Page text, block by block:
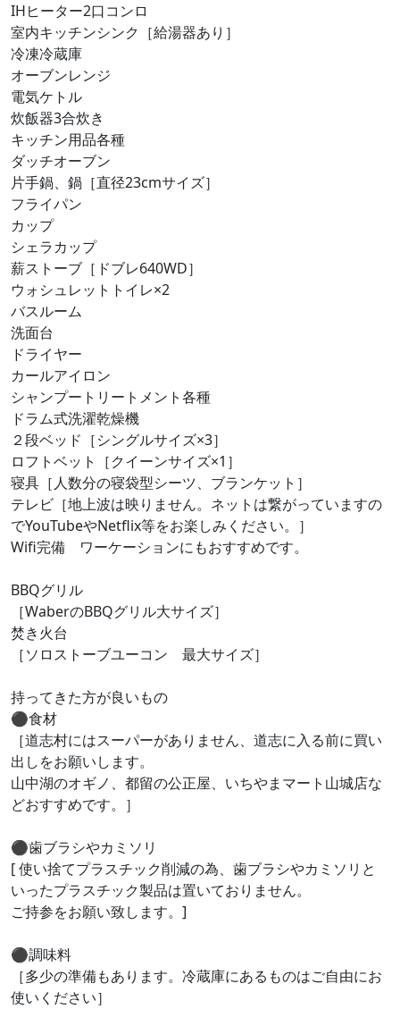
IHヒーター2口コンロ
室内キッチンシンク［給湯器あり］
冷凍冷蔵庫
オーブンレンジ
電気ケトル
炊飯器3合炊き
キッチン用品各種
ダッチオーブン
片手鍋、鍋［直径23cmサイズ］
フライパン
カップ
シェラカップ
薪ストーブ［ドブレ640WD］
ウォシュレットトイレ×2
バスルーム
洗面台
ドライヤー
カールアイロン
シャンプートリートメント各種
ドラム式洗濯乾燥機
２段ベッド［シングルサイズ×3］
ロフトベット［クイーンサイズ×1］
寝具［人数分の寝袋型シーツ、ブランケット］
テレビ［地上波は映りません。ネットは繋がっていますの
でYouTubeやNetflix等をお楽しみください。］
Wifi完備 ワーケーションにもおすすめです。
BBQグリル
［WaberのBBQグリル大サイズ］
焚き火台
［ソロストーブユーコン 最大サイズ］
持ってきた方が良いもの
⚫︎食材
［道志村にはスーパーがありません、道志に入る前に買い
出しをお願いします。
山中湖のオギノ、都留の公正屋、いちやまマート山城店な
どおすすめです。］
⚫︎歯ブラシやカミソリ
[ 使い捨てプラスチック削減の為、歯ブラシやカミソリと
いったプラスチック製品は置いておりません。
ご持参をお願い致します。]
⚫︎調味料
［多少の準備もあります。冷蔵庫にあるものはご自由にお
使いください］